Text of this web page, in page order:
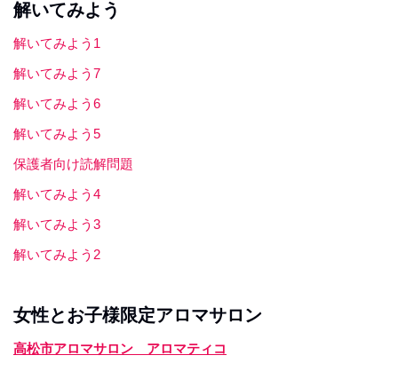
解いてみよう
解いてみよう1
解いてみよう7
解いてみよう6
解いてみよう5
保護者向け読解問題
解いてみよう4
解いてみよう3
解いてみよう2
女性とお子様限定アロマサロン
高松市アロマサロン アロマティコ